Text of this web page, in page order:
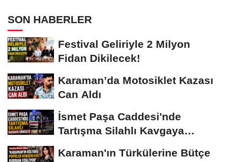
SON HABERLER
Festival Geliriyle 2 Milyon
Fidan Dikilecek!
Karaman’da Motosiklet Kazası
Can Aldı
İsmet Paşa Caddesi'nde
Tartışma Silahlı Kavgaya
Karaman'ın Türkülerine Bütçe